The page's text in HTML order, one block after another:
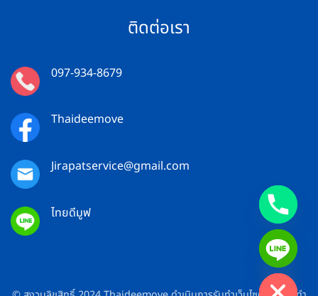
ติดต่อเรา
097-934-8679
Thaideemove
Jirapatservice@gmail.com
ไทยดีมูฟ
HIDE
CHATY